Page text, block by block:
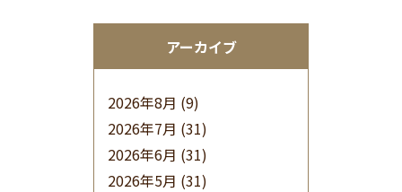
アーカイブ
2026年8月 (9)
2026年7月 (31)
2026年6月 (31)
2026年5月 (31)